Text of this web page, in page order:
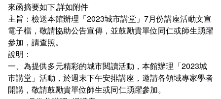
新聞媒體專區
校園行事曆
報名系統
線上報名
影音資訊
學習指導中心
輔導處
研發處
秘書處事務組
大眾傳播學系
外國語文學系
文化藝術學系
科技管理學系
校務系統
課程大綱
網路選課
網路教學 3.0 (111-2學期啟用)
校內系統
資訊服務線上報修系統
消耗品申請
會計預警及請購系統
問卷調查
法令規章
書表下載
來函摘要如下,詳如附件
主旨：檢送本館辦理「2023城市講堂」7月份講座活動文宣
電子檔，敬請協助公告宣傳，並鼓勵貴單位同仁或師生踴躍
參加，請查照。
說明：
一、為提供多元精彩的城市閱讀活動，本館辦理「2023城
市講堂」活動，於週末下午安排講座，邀請各領域專家學者
開講，敬請鼓勵貴單位師生或同仁踴躍參加。